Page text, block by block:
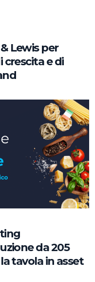
Lewis per
crescita e di
da 205
tavola in asset